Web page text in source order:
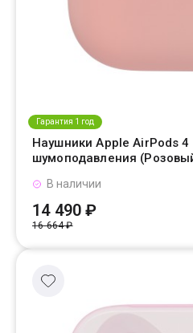
Гарантия 1 год
Наушники Apple AirPods 4
шумоподавления
В наличии
14 490 ₽
16 664 ₽